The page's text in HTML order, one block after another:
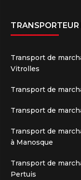
TRANSPORTEUR
Transport de
Vitrolles
Transport de
Transport de
Transport de
à Manosque
Transport de
Pertuis